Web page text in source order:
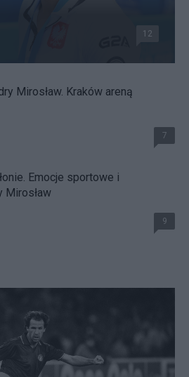
12
Mirosław. Kraków areną
7
Emocje sportowe i
Mirosław
9